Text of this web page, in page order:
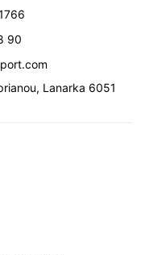
90
, Lanarka 6051